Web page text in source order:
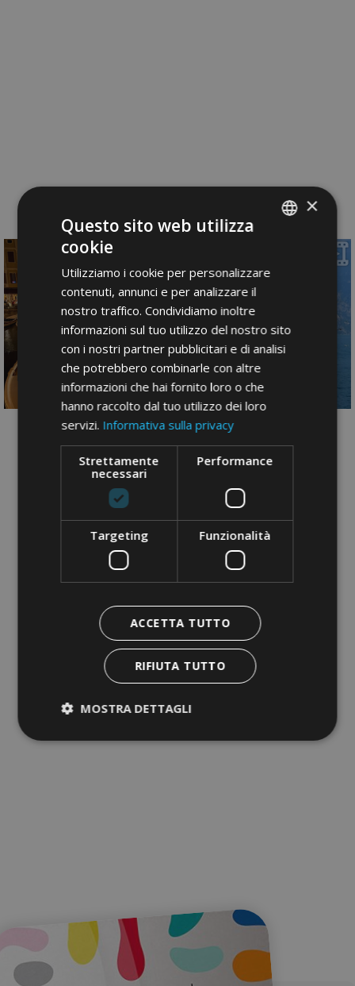
@visitbrenzonesulgarda
GERMAN
×
Questo sito web utilizza
cookie
Utilizziamo i cookie per personalizzare
contenuti, annunci e per analizzare il
nostro traffico. Condividiamo inoltre
informazioni sul tuo utilizzo del nostro sito
con i nostri partner pubblicitari e di analisi
che potrebbero combinarle con altre
informazioni che hai fornito loro o che
hanno raccolto dal tuo utilizzo dei loro
servizi. Informativa sulla privacy
Strettamente
necessari
Performance
Targeting Funzionalità
ACCETTA TUTTO
RIFIUTA TUTTO
MOSTRA DETTAGLI